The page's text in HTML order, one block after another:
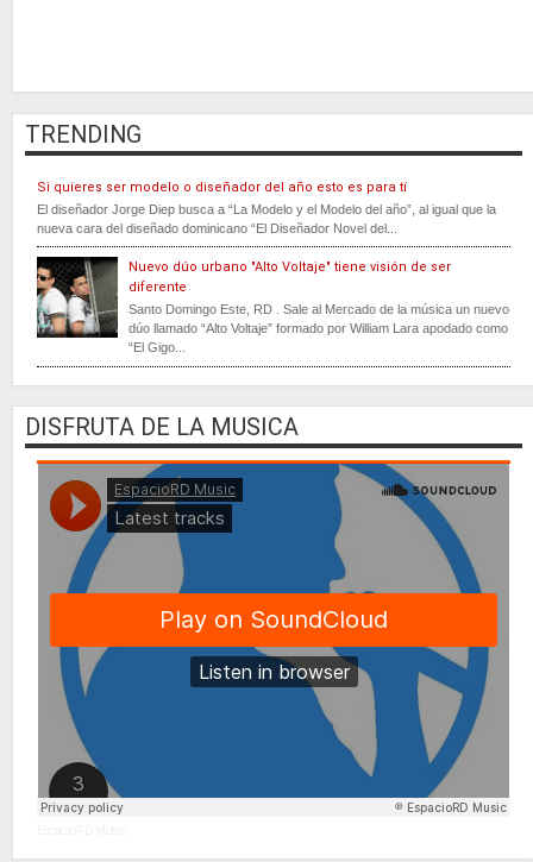
TRENDING
Si quieres ser modelo o diseñador del año esto es para tí
El diseñador Jorge Diep busca a “La Modelo y el Modelo del año”, al igual que la
nueva cara del diseñado dominicano “El Diseñador Novel del...
Nuevo dúo urbano "Alto Voltaje" tiene visión de ser
diferente
Santo Domingo Este, RD . Sale al Mercado de la música un nuevo
dúo llamado “Alto Voltaje” formado por William Lara apodado como
“El Gigo...
DISFRUTA DE LA MUSICA
EspacioRD Music